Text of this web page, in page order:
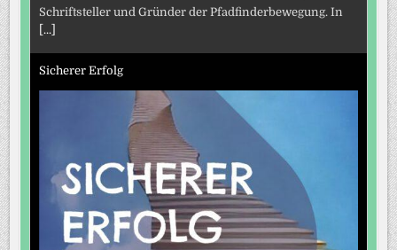
Schriftsteller und Gründer der Pfadfinderbewegung. In
[...]
Sicherer Erfolg